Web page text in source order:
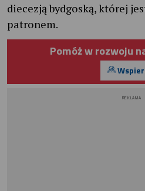
diecezją bydgoską, której
patronem.
Pomóż w rozwoju
REKLAMA